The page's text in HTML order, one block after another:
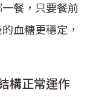
餐，只要餐前
血糖更穩定，
構正常運作